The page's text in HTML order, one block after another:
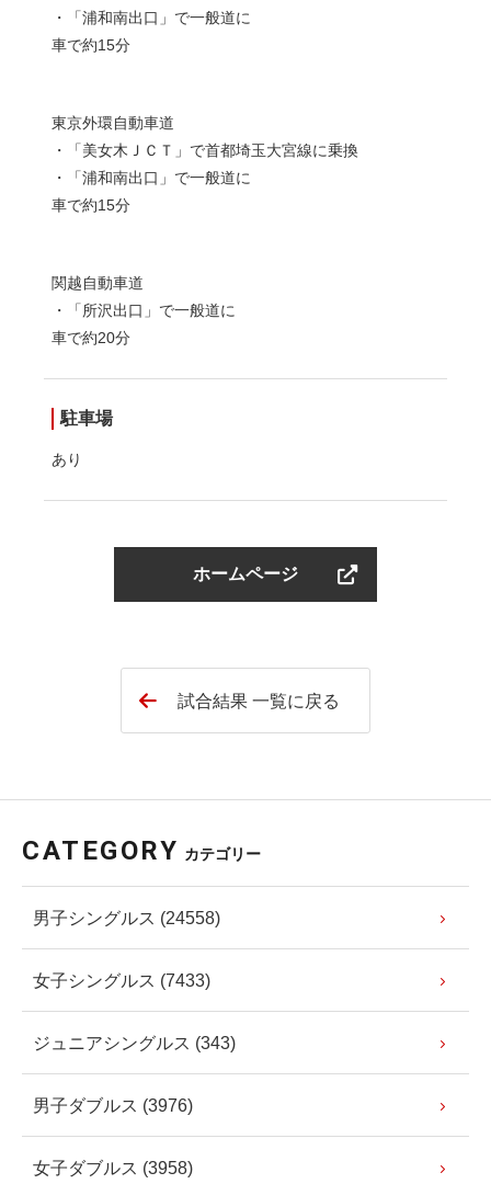
・「浦和南出口」で一般道に
車で約15分
東京外環自動車道
・「美女木ＪＣＴ」で首都埼玉大宮線に乗換
・「浦和南出口」で一般道に
車で約15分
関越自動車道
・「所沢出口」で一般道に
車で約20分
駐車場
あり
ホームページ
試合結果 一覧に戻る
CATEGORY カテゴリー
男子シングルス (24558)
女子シングルス (7433)
ジュニアシングルス (343)
男子ダブルス (3976)
女子ダブルス (3958)